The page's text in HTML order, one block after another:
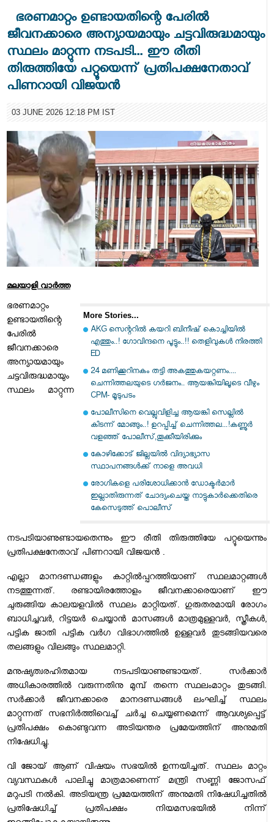
ഭരണമാറ്റം ഉണ്ടായതിന്റെ പേരിൽ
ജീവനക്കാരെ അന്യായമായും ചട്ടവിരുദ്ധമായും
സ്ഥലം മാറ്റുന്ന നടപടി... ഈ രീതി
തിരുത്തിയേ പറ്റൂയെന്ന് പ്രതിപക്ഷനേതാവ്
പിണറായി വിജയൻ
03 JUNE 2026 12:18 PM IST
മലയാളി വാര്‍ത്ത
More Stories...
AKG സെന്ററിൽ കയറി ബിനീഷ് കൊച്ചിയിൽ
എത്തും..! ഗോവിന്ദനെ പൂട്ടും..!! തെളിവുകൾ നിരത്തി
ED
24 മണിക്കൂറിനകം തട്ടി അകത്തുകയറ്റണം....
ചെന്നിത്തലയുടെ ഗർജനം.. ആയങ്കിയിലൂടെ വീഴും
CPM- മൂടുപടം
പോലീസിനെ വെല്ലുവിളിച്ച ആയങ്കി സെല്ലിൽ
കിടന്ന് മോങ്ങും..! ഉറപ്പിച്ച് ചെന്നിത്തല...!കണ്ണൂർ
വളഞ്ഞ് പോലീസ്,തൂക്കീയിരിക്കും
കോഴിക്കോട് ജില്ലയില്‍ വിദ്യാഭ്യാസ
സ്ഥാപനങ്ങള്‍ക്ക് നാളെ അവധി
രോഗികളെ പരിശോധിക്കാന്‍ ഡോക്ടര്‍മാര്‍
ഇല്ലാതിരുന്നത് ചോദ്യംചെയ്ത നാട്ടുകാര്‍ക്കെതിരെ
കേസെടുത്ത് പൊലീസ്
ഭരണമാറ്റം
ഉണ്ടായതിന്റെ
പേരിൽ
ജീവനക്കാരെ
അന്യായമായും
ചട്ടവിരുദ്ധമായും
സ്ഥലം മാറ്റുന്ന
നടപടിയാണുണ്ടായതെന്നും ഈ രീതി തിരുത്തിയേ പറ്റൂയെന്നും
പ്രതിപക്ഷനേതാവ് പിണറായി വിജയൻ .
എല്ലാ മാനദണ്ഡങ്ങളും കാറ്റിൽപ്പറത്തിയാണ് സ്ഥലമാറ്റങ്ങൾ
നടത്തുന്നത്. രണ്ടായിരത്തോളം ജീവനക്കാരെയാണ് ഈ
ചുരുങ്ങിയ കാലയളവിൽ സ്ഥലം മാറ്റിയത്. ​ഗുരുതരമായി രോ​ഗം
ബാധിച്ചവർ, റിട്ടയർ ചെയ്യാൻ മാസങ്ങൾ മാത്രമുള്ളവർ, സ്ത്രീകൾ,
പട്ടിക ജാതി പട്ടിക വർ​ഗ വിഭാ​ഗത്തിൽ ഉള്ളവർ തുടങ്ങിയവരെ
തലങ്ങളും വിലങ്ങും സ്ഥലമാറ്റി.
മനുഷ്യത്വരഹിതമായ നടപടിയാണുണ്ടായത്. സർക്കാർ
അധികാരത്തിൽ വരുന്നതിനു മുമ്പ് തന്നെ സ്ഥലംമാറ്റം തുടങ്ങി.
സർക്കാർ ജീവനക്കാരെ മാനദണ്ഡങ്ങൾ ലംഘിച്ച് സ്ഥലം
മാറ്റുന്നത് സഭനിർത്തിവെച്ച് ചർച്ച ചെയ്യണമെന്ന് ആവശ്യപ്പെട്ട്
പ്രതിപക്ഷം കൊണ്ടുവന്ന അടിയന്തര പ്രമേയത്തിന് അനുമതി
നിഷേധിച്ചു.
വി ജോയ് ആണ് വിഷയം സഭയിൽ ഉന്നയിച്ചത്. സ്ഥലം മാറ്റം
വ്യവസ്ഥകൾ പാലിച്ചു മാത്രമാണെന്ന് മന്ത്രി സണ്ണി ജോസഫ്
മറുപടി നൽകി. അടിയന്ത്ര പ്രമേയത്തിന് അനുമതി നിഷേധിച്ചതിൽ
പ്രതിഷേധിച്ച് പ്രതിപക്ഷം നിയമസഭയിൽ നിന്ന്